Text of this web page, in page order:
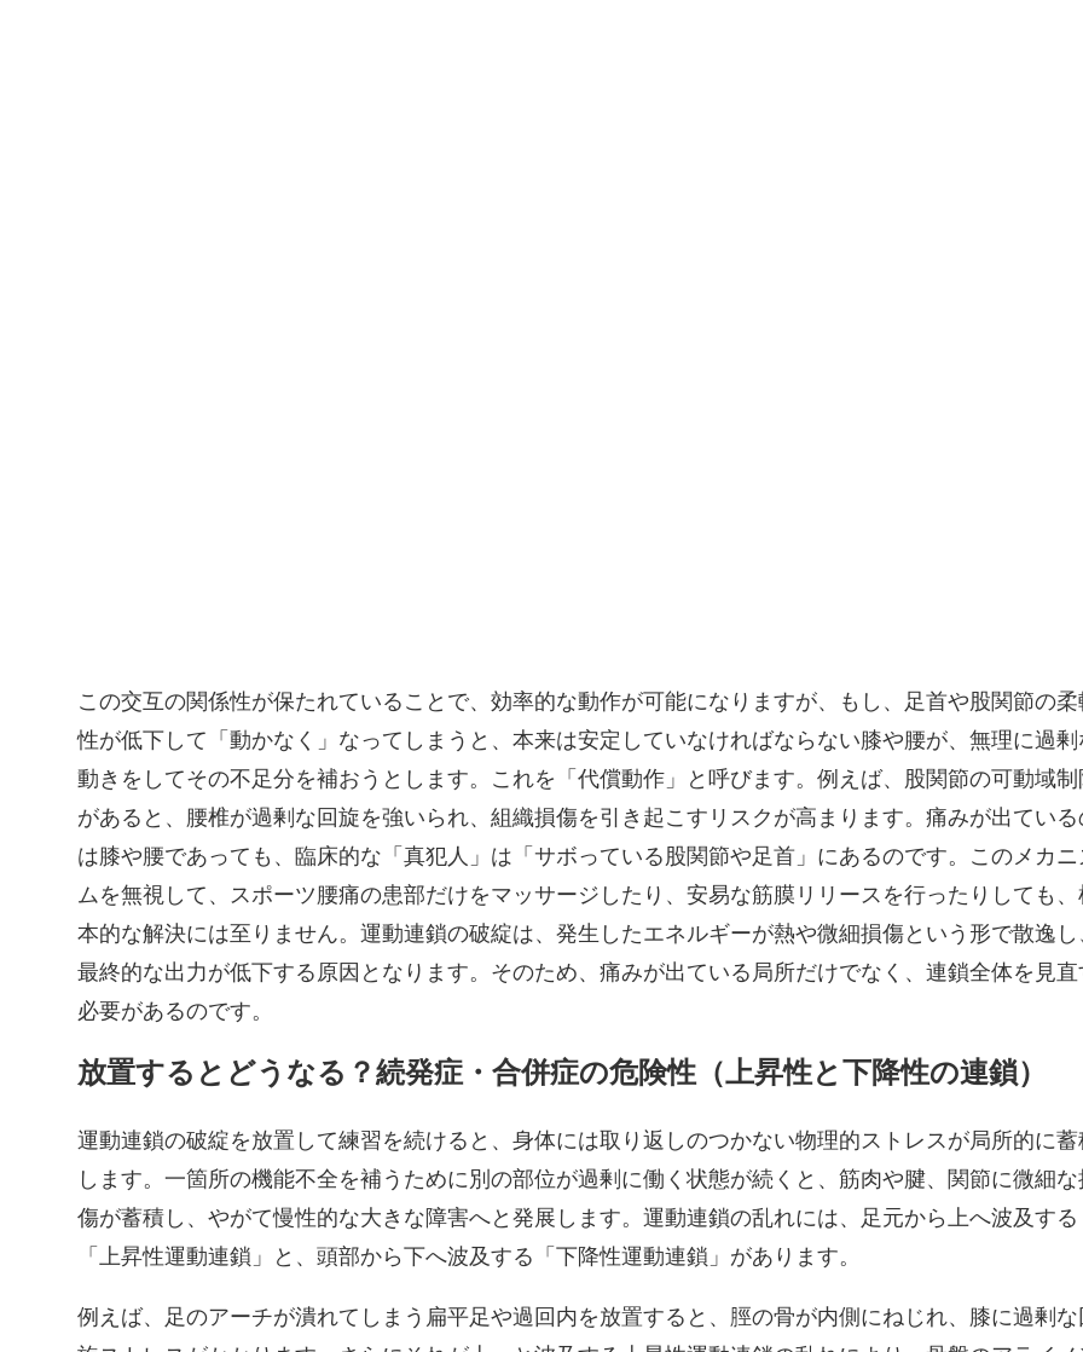
この交互の関係性が保たれていることで、効率的な動作が可能になりますが、もし、足首や股関節の柔
性が低下して「動かなく」なってしまうと、本来は安定していなければならない膝や腰が、無理に過剰
動きをしてその不足分を補おうとします。これを「代償動作」と呼びます。例えば、股関節の可動域制
があると、腰椎が過剰な回旋を強いられ、組織損傷を引き起こすリスクが高まります。痛みが出ている
は膝や腰であっても、臨床的な「真犯人」は「サボっている股関節や足首」にあるのです。このメカニ
ムを無視して、スポーツ腰痛の患部だけをマッサージしたり、安易な筋膜リリースを行ったりしても、
本的な解決には至りません。運動連鎖の破綻は、発生したエネルギーが熱や微細損傷という形で散逸し
最終的な出力が低下する原因となります。そのため、痛みが出ている局所だけでなく、連鎖全体を見直
必要があるのです。
放置するとどうなる？続発症・合併症の危険性（上昇性と下降性の連鎖）
運動連鎖の破綻を放置して練習を続けると、身体には取り返しのつかない物理的ストレスが局所的に蓄
します。一箇所の機能不全を補うために別の部位が過剰に働く状態が続くと、筋肉や腱、関節に微細な
傷が蓄積し、やがて慢性的な大きな障害へと発展します。運動連鎖の乱れには、足元から上へ波及する
「上昇性運動連鎖」と、頭部から下へ波及する「下降性運動連鎖」があります。
例えば、足のアーチが潰れてしまう扁平足や過回内を放置すると、脛の骨が内側にねじれ、膝に過剰な